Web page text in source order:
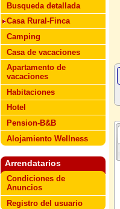
Busqueda detallada
Casa Rural-Finca
Camping
Casa de vacaciones
Apartamento de
vacaciones
Habitaciones
Hotel
Pension-B&B
Alojamiento Wellness
Arrendatarios
Condiciones de
Anuncios
Registro del usuario